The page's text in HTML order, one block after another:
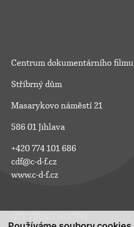
Centrum dokumentárního filmu
Stříbrný dům
Masarykovo náměstí 21
586 01 Jihlava
+420 774 101 686
cdf@c-d-f.cz
www.c-d-f.cz